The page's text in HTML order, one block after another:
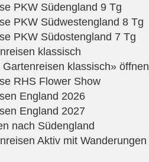
PKW Südengland 9 Tg
PKW Südwestengland 8 Tg
PKW Südostengland 7 Tg
klassisch
klassisch» öffnen
RHS Flower Show
England 2026
England 2027
nach Südengland
Aktiv mit Wanderungen